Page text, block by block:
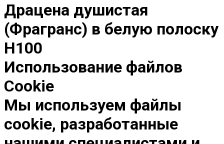
Драцена душистая
(Фрагранс) в белую полоску
H100
Использование файлов
Cookie
Мы используем файлы
cookie, разработанные